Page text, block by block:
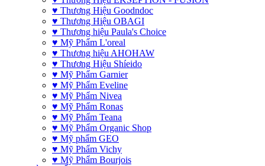
♥ Thương Hiệu Goodndoc
♥ Thương Hiệu OBAGI
♥ Thương hiệu Paula's Choice
♥ Mỹ Phẩm L'oreal
♥ Thương hiệu AHOHAW
♥ Thương Hiệu Shíeido
♥ Mỹ Phẩm Garnier
♥ Mỹ Phẩm Eveline
♥ Mỹ Phẩm Nivea
♥ Mỹ Phẩm Ronas
♥ Mỹ Phẩm Teana
♥ Mỹ Phẩm Organic Shop
♥ Mỹ phẩm GEO
♥ Mỹ Phẩm Vichy
♥ Mỹ Phẩm Bourjois